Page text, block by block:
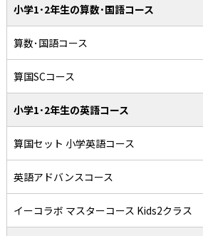
小学1･2年生の算数･国語コース
算数･国語コース
算国SCコース
小学1･2年生の英語コース
算国セット 小学英語コース
英語アドバンスコース
イーコラボ マスターコース Kids2クラス